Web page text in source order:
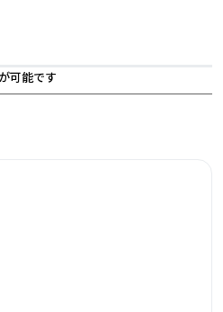
可能です